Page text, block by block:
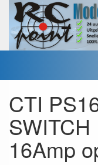
CTI
16Amp